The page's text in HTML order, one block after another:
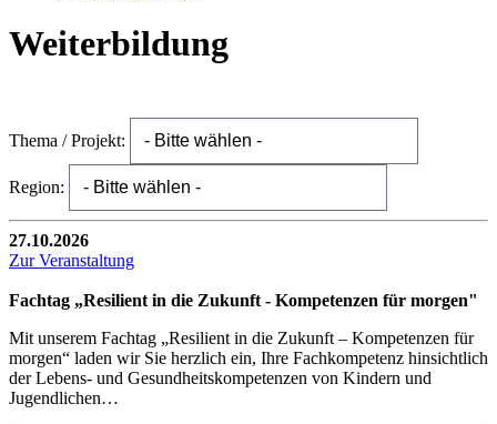
Weiterbildung
Thema / Projekt:
Region:
27.10.2026
Zur Veranstaltung
Fachtag „Resilient in die Zukunft - Kompetenzen für morgen"
Mit unserem Fachtag „Resilient in die Zukunft – Kompetenzen für
morgen“ laden wir Sie herzlich ein, Ihre Fachkompetenz hinsichtlich
der Lebens- und Gesundheitskompetenzen von Kindern und
Jugendlichen…